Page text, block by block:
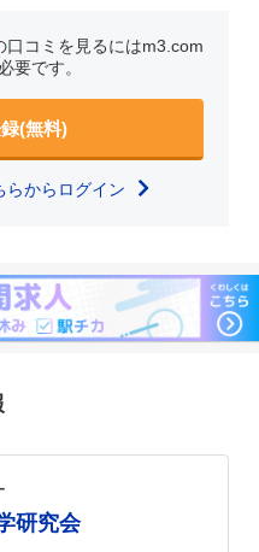
口コミを見るにはm3.com
要です。
(無料)
らからログイン
研究会